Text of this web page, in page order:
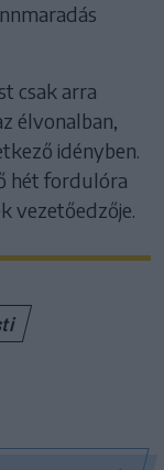
csak arra
élvonalban,
idényben.
hét fordulóra
vezetőedzője.